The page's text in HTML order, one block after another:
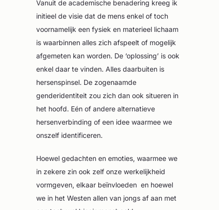
Vanuit de academische benadering kreeg ik
initieel de visie dat de mens enkel of toch
voornamelijk een fysiek en materieel lichaam
is waarbinnen alles zich afspeelt of mogelijk
afgemeten kan worden. De ‘oplossing’ is ook
enkel daar te vinden. Alles daarbuiten is
hersenspinsel. De zogenaamde
genderidentiteit zou zich dan ook situeren in
het hoofd. Eén of andere alternatieve
hersenverbinding of een idee waarmee we
onszelf identificeren.
Hoewel gedachten en emoties, waarmee we
in zekere zin ook zelf onze werkelijkheid
vormgeven, elkaar beïnvloeden en hoewel
we in het Westen allen van jongs af aan met